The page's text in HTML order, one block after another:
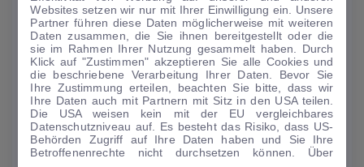
188€/mtl.
Guter Preis4
0 € Anzahlung ·60 Monate ·Finanzierungs-Details
Angebot anfragen Rate anpassen
Kraftstoffverbrauch komb. 18 l/100 km · CO₂-Emissionen komb. 0 g/km ·
CO₂-Klasse G · WLTP*
Websites setzen wir nur mit Ihrer Einwilligung ein. Unsere
Partner führen diese Daten möglicherweise mit weiteren
Daten zusammen, die Sie ihnen bereitgestellt oder die
sie im Rahmen Ihrer Nutzung gesammelt haben. Durch
Klick auf "Zustimmen" akzeptieren Sie alle Cookies und
die beschriebene Verarbeitung Ihrer Daten. Bevor Sie
Ihre Zustimmung erteilen, beachten Sie bitte, dass wir
Ihre Daten auch mit Partnern mit Sitz in den USA teilen.
Die USA weisen kein mit der EU vergleichbares
Datenschutzniveau auf. Es besteht das Risiko, dass US-
Behörden Zugriff auf Ihre Daten haben und Sie Ihre
Betroffenenrechte nicht durchsetzen können. Über